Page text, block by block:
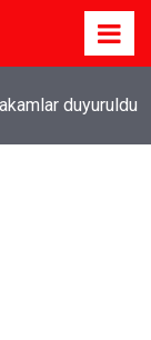
hayatı iç içe!